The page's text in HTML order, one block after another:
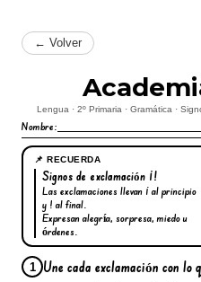
← Volver
Lengua · 2º Primaria · Gramática ·
Nombre:
📌 RECUERDA
Signos de exclamación ¡!
Las exclamaciones llevan ¡ al principio
y ! al final.
Expresan alegría, sorpresa, miedo u
órdenes.
1 Une cada exclamación con